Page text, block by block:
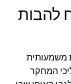
להבות
משמעותית
המחקר